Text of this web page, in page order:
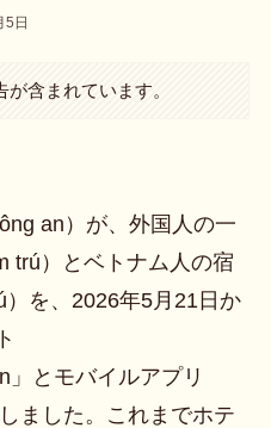
5日
含まれています。
an）が、外国人の一
trú）とベトナム人の宿
を、2026年5月21日か
」とモバイルアプリ
ました。これまでホテ